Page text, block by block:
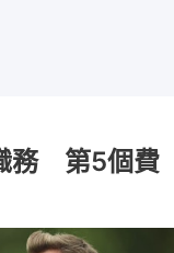
務 第5個費